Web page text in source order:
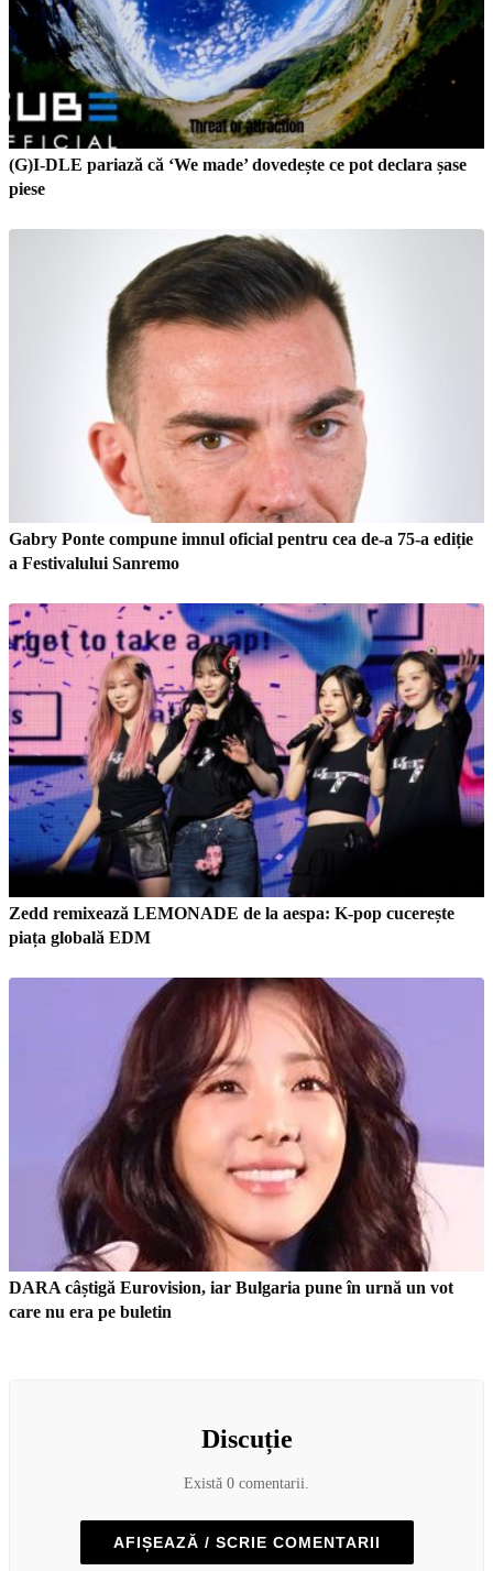
(G)I-DLE pariază că ‘We made’ dovedește ce pot declara șase
piese
Gabry Ponte compune imnul oficial pentru cea de-a 75-a ediție
a Festivalului Sanremo
Zedd remixează LEMONADE de la aespa: K-pop cucerește
piața globală EDM
DARA câștigă Eurovision, iar Bulgaria pune în urnă un vot
care nu era pe buletin
Discuție
Există 0 comentarii.
AFIȘEAZĂ / SCRIE COMENTARII